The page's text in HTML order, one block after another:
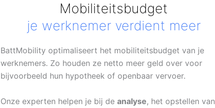
Mobiliteitsbudget
je werknemer verdient meer
BattMobility optimaliseert het mobiliteitsbudget van je
werknemers. Zo houden ze netto meer geld over voor
bijvoorbeeld hun hypotheek of openbaar vervoer.
Onze experten helpen je bij de analyse, het opstellen van